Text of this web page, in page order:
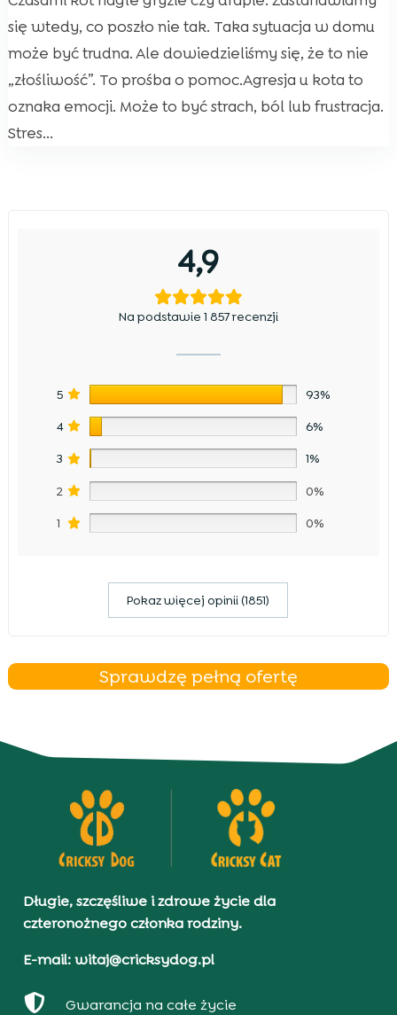
się wtedy, co poszło nie tak. Taka sytuacja w domu
może być trudna. Ale dowiedzieliśmy się, że to nie
„złośliwość”. To prośba o pomoc.Agresja u kota to
oznaka emocji. Może to być strach, ból lub frustracja.
Stres...
4,9
Na podstawie 1 857 recenzji
5 93%
4 6%
3 1%
2 0%
1 0%
Pokaz więcej opinii (1851)
Sprawdzę pełną ofertę
Długie, szczęśliwe i zdrowe życie dla
czteronożnego członka rodziny.
E-mail: witaj@cricksydog.pl
 Gwarancja na całe życie